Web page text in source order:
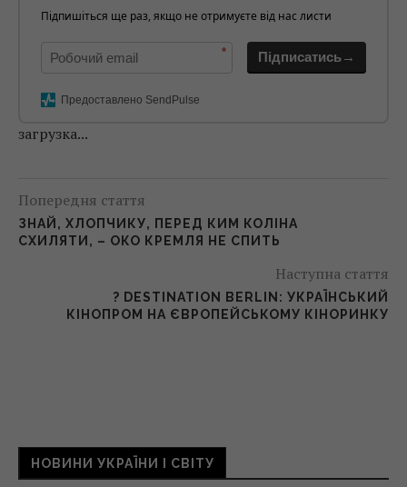
Підпишіться ще раз, якщо не отримуєте від нас листи
* Підписатись→
Предоставлено SendPulse
загрузка...
Попередня стаття
ЗНАЙ, ХЛОПЧИКУ, ПЕРЕД КИМ КОЛІНА
СХИЛЯТИ, – ОКО КРЕМЛЯ НЕ СПИТЬ
Наступна стаття
? DESTINATION BERLIN: УКРАЇНСЬКИЙ
КІНОПРОМ НА ЄВРОПЕЙСЬКОМУ КІНОРИНКУ
НОВИНИ УКРАЇНИ І СВІТУ